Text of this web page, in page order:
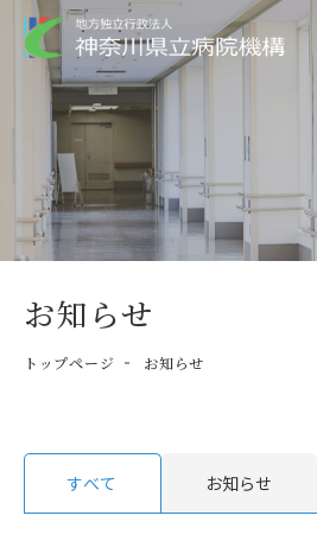
お知らせ
トップページ お知らせ
すべて お知らせ